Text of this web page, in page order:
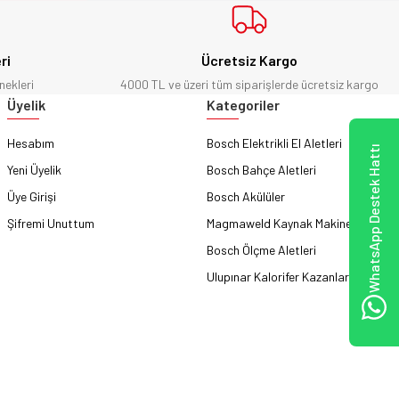
Ücretsiz Kargo
4000 TL ve üzeri tüm siparişlerde ücretsiz kargo
Üyelik
Hesabım
Yeni Üyelik
Üye Girişi
Şifremi Unuttum
Kategoriler
Bosch Elektrikli El Aletleri
Bosch Bahçe Aletleri
Bosch Akülüler
Magmaweld Kaynak Makineleri
Bosch Ölçme Aletleri
Ulupınar Kalorifer Kazanları
WhatsApp Destek Hattı